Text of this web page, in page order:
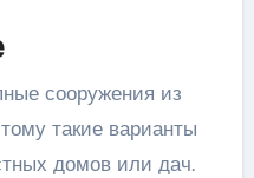
сооружения из
такие варианты
домов или дач.